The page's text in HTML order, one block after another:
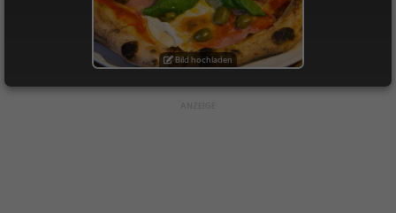
Bild hochladen